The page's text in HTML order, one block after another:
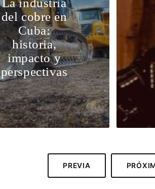
La industria
del cobre en
Cuba:
historia,
impacto y
perspectivas
PREVIA